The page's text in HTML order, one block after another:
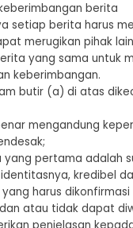
berita
setiap berita harus
merugikan pihak
yang sama untuk
keberimbangan.
butir (a) di atas
mengandung
yang pertama adalah
kredibel
harus
atau tidak dapat